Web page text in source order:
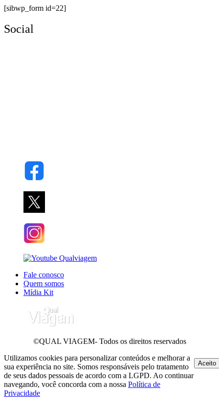
[sibwp_form id=22]
Social
Fale conosco
Quem somos
Mídia Kit
©QUAL VIAGEM- Todos os direitos reservados
Utilizamos cookies para personalizar conteúdos e melhorar a
sua experiência no site. Somos responsáveis pelo tratamento
de seus dados pessoais de acordo com a LGPD. Ao continuar
navegando, você concorda com a nossa Política de
Privacidade
Aceito